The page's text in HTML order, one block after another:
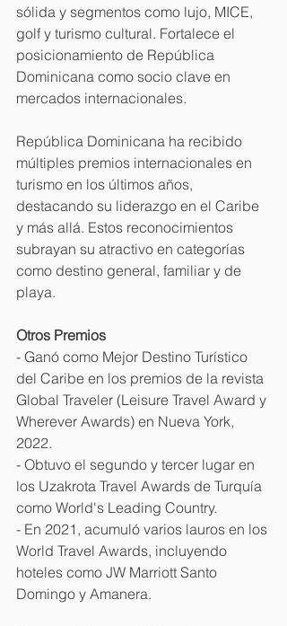
sólida y segmentos como lujo, MICE,
golf y turismo cultural. Fortalece el
posicionamiento de República
Dominicana como socio clave en
mercados internacionales.
República Dominicana ha recibido
múltiples premios internacionales en
turismo en los últimos años,
destacando su liderazgo en el Caribe
y más allá. Estos reconocimientos
subrayan su atractivo en categorías
como destino general, familiar y de
playa.
Otros Premios
- Ganó como Mejor Destino Turístico
del Caribe en los premios de la revista
Global Traveler (Leisure Travel Award y
Wherever Awards) en Nueva York,
2022.
- Obtuvo el segundo y tercer lugar en
los Uzakrota Travel Awards de Turquía
como World's Leading Country.
- En 2021, acumuló varios lauros en los
World Travel Awards, incluyendo
hoteles como JW Marriott Santo
Domingo y Amanera.